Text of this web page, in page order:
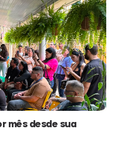
mês desde sua